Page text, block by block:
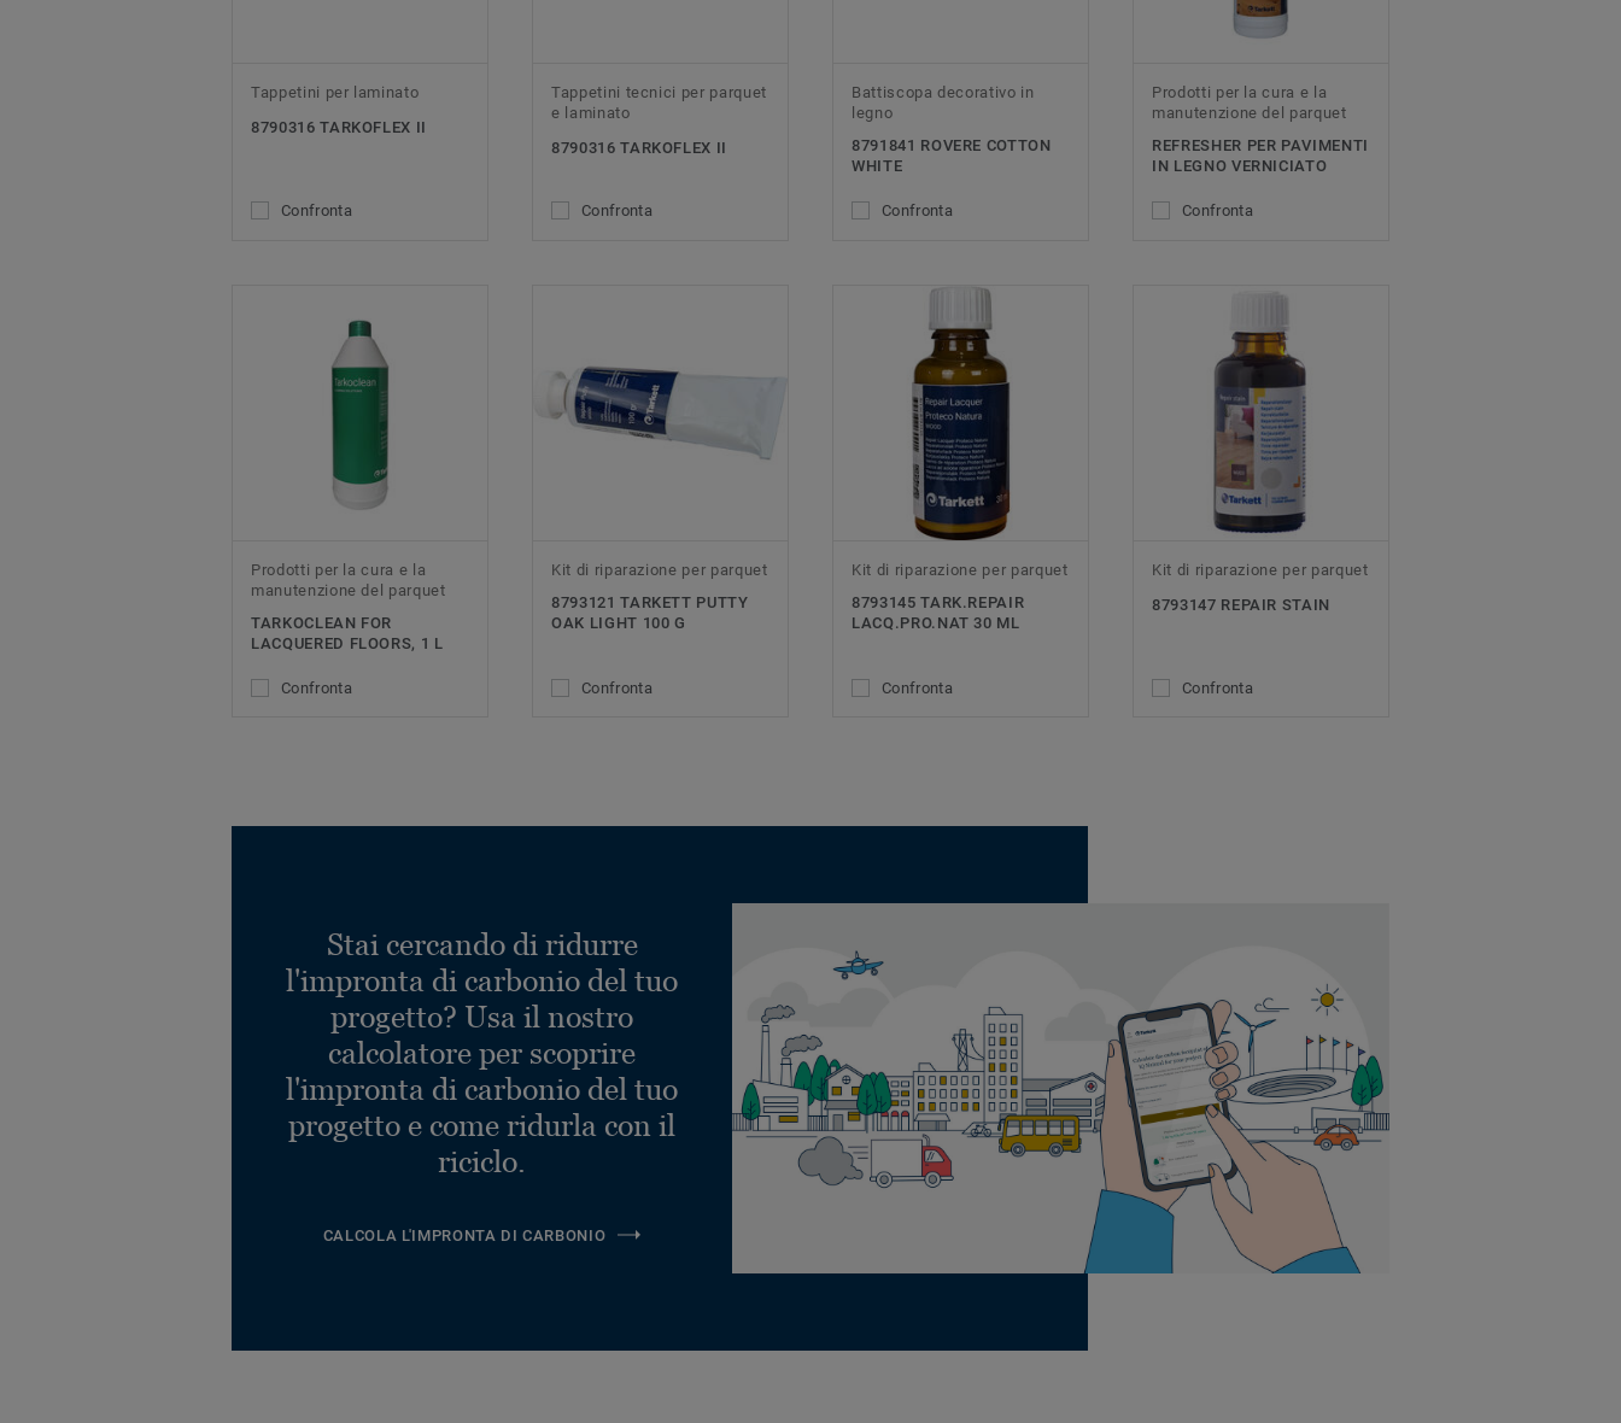
Tappetini per laminato
8790316 TARKOFLEX II
Confronta
Tappetini tecnici per parquet
e laminato
8790316 TARKOFLEX II
Confronta
Battiscopa decorativo in
legno
8791841 ROVERE COTTON
WHITE
Confronta
Prodotti per la cura e la
manutenzione del parquet
REFRESHER PER PAVIMENTI
IN LEGNO VERNICIATO
Confronta
Prodotti per la cura e la
manutenzione del parquet
TARKOCLEAN FOR
LACQUERED FLOORS, 1 L
Confronta
Kit di riparazione per parquet
8793121 TARKETT PUTTY
OAK LIGHT 100 G
Confronta
Kit di riparazione per parquet
8793145 TARK.REPAIR
LACQ.PRO.NAT 30 ML
Confronta
Kit di riparazione per parquet
8793147 REPAIR STAIN
Confronta
Stai cercando di ridurre
l'impronta di carbonio del tuo
progetto? Usa il nostro
calcolatore per scoprire
l'impronta di carbonio del tuo
progetto e come ridurla con il
riciclo.
CALCOLA L'IMPRONTA DI CARBONIO